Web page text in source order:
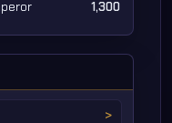
1,300